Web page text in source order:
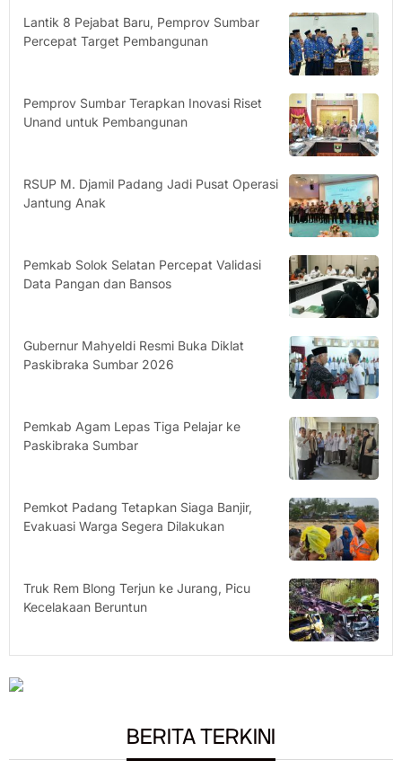
Lantik 8 Pejabat Baru, Pemprov Sumbar
Percepat Target Pembangunan
Pemprov Sumbar Terapkan Inovasi Riset
Unand untuk Pembangunan
RSUP M. Djamil Padang Jadi Pusat Operasi
Jantung Anak
Pemkab Solok Selatan Percepat Validasi
Data Pangan dan Bansos
Gubernur Mahyeldi Resmi Buka Diklat
Paskibraka Sumbar 2026
Pemkab Agam Lepas Tiga Pelajar ke
Paskibraka Sumbar
Pemkot Padang Tetapkan Siaga Banjir,
Evakuasi Warga Segera Dilakukan
Truk Rem Blong Terjun ke Jurang, Picu
Kecelakaan Beruntun
BERITA TERKINI